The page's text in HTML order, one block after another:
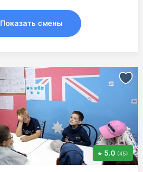
Показать смены
5.0 (45)